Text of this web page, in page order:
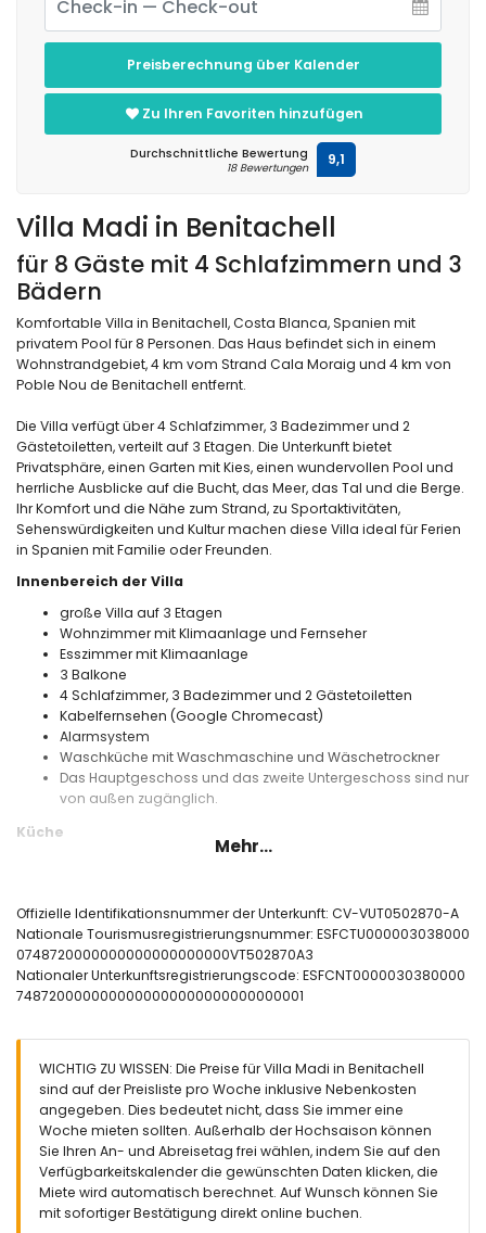
Villa Madi in Benitachell
für 8 Gäste mit 4 Schlafzimmern und 3
Bädern
Komfortable Villa in Benitachell, Costa Blanca, Spanien mit
privatem Pool für 8 Personen. Das Haus befindet sich in einem
Wohnstrandgebiet, 4 km vom Strand Cala Moraig und 4 km von
Poble Nou de Benitachell entfernt.
Die Villa verfügt über 4 Schlafzimmer, 3 Badezimmer und 2
Gästetoiletten, verteilt auf 3 Etagen. Die Unterkunft bietet
Privatsphäre, einen Garten mit Kies, einen wundervollen Pool und
herrliche Ausblicke auf die Bucht, das Meer, das Tal und die Berge.
Ihr Komfort und die Nähe zum Strand, zu Sportaktivitäten,
Sehenswürdigkeiten und Kultur machen diese Villa ideal für Ferien
in Spanien mit Familie oder Freunden.
Innenbereich der Villa
große Villa auf 3 Etagen
Wohnzimmer mit Klimaanlage und Fernseher
Esszimmer mit Klimaanlage
3 Balkone
4 Schlafzimmer, 3 Badezimmer und 2 Gästetoiletten
Kabelfernsehen (Google Chromecast)
Alarmsystem
Waschküche mit Waschmaschine und Wäschetrockner
Das Hauptgeschoss und das zweite Untergeschoss sind nur
von außen zugänglich.
Küche
Wasserkocher, Mixer, Toaster und Entsafter
Schlafzimmer und Badezimmer
Schlafzimmer mit Klimaanlage, Queensize-Bett (Maße 200 x
150 cm) und eigenem Badezimmer
Toilette
2 Badezimmer mit jeweils Einzelwaschbecken, Dusche und
Toilette
Außenbereich der Villa
privater Pool mit den Maßen 10m x 4m und 2m tief
Garten mit Kies
2 Terrassen
Mehr...
Offizielle Identifikationsnummer der Unterkunft: CV-VUT0502870-A
Nationale Tourismusregistrierungsnummer: ESFCTU000003038000
0748720000000000000000000VT502870A3
Nationaler Unterkunftsregistrierungscode: ESFCNT0000030380000
7487200000000000000000000000000001
WICHTIG ZU WISSEN: Die Preise für Villa Madi in Benitachell
sind auf der Preisliste pro Woche inklusive Nebenkosten
angegeben. Dies bedeutet nicht, dass Sie immer eine
Woche mieten sollten. Außerhalb der Hochsaison können
Sie Ihren An- und Abreisetag frei wählen, indem Sie auf den
Verfügbarkeitskalender die gewünschten Daten klicken, die
Miete wird automatisch berechnet. Auf Wunsch können Sie
mit sofortiger Bestätigung direkt online buchen.
Preisberechnung über Kalender
Zu Ihren Favoriten hinzufügen
Durchschnittliche Bewertung
18 Bewertungen 9,1